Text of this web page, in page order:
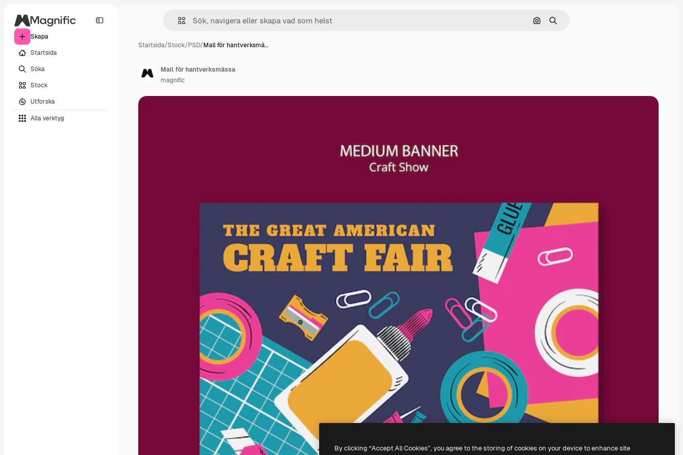
Skapa
Startsida
Söka
Stock
Utforska
Alla verktyg
Sök efter bild
Söka
Startsida/Stock/PSD/Mall för hantverksmä…
Mall för hantverksmässa
magnific
By clicking “Accept All Cookies”, you agree to the storing of cookies on your device to enhance site